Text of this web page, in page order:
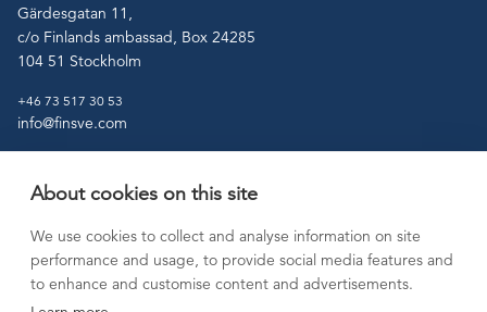
Gärdesgatan 11,
c/o Finlands ambassad, Box 24285
104 51 Stockholm
+46 73 517 30 53
info@finsve.com
Tjänster
Etablering på
marknaden
Medlemskap
Aktuellt
Kontakt
About cookies on this site
We use cookies to collect and analyse information on site
performance and usage, to provide social media features and
to enhance and customise content and advertisements.